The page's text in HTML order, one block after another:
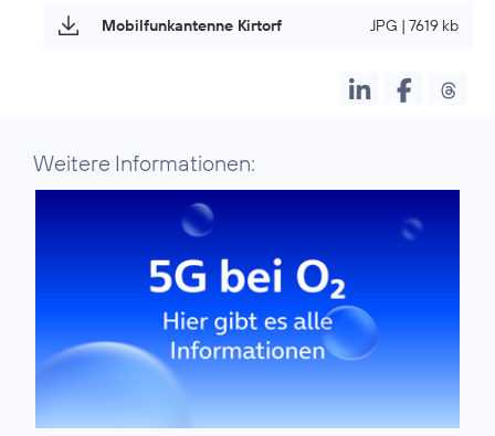
Mobilfunkantenne Kirtorf JPG | 7619 kb
Weitere Informationen: